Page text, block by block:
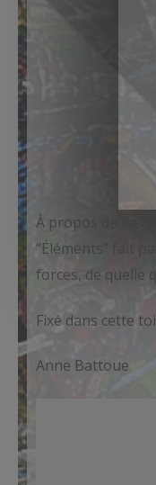
À propos de
“Éléments” fait
forces, de quelle
Fixé dans cette
Anne Battoue